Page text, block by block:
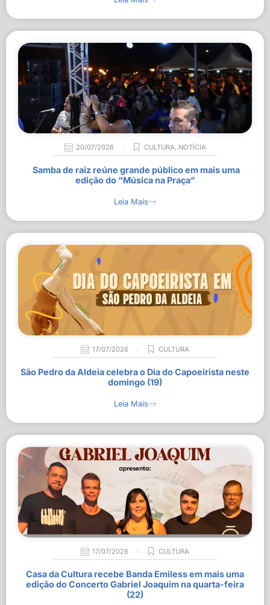
20/07/2026 CULTURA, NOTÍCIA
Samba de raiz reúne grande público em mais uma
edição do “Música na Praça”
Leia Mais
17/07/2026 CULTURA
São Pedro da Aldeia celebra o Dia do Capoeirista neste
domingo (19)
Leia Mais
17/07/2026 CULTURA
Casa da Cultura recebe Banda Emiless em mais uma
edição do Concerto Gabriel Joaquim na quarta-feira
(22)